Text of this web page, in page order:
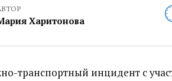
Харитонова
транспортный инцидент с